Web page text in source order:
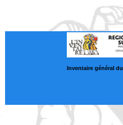
Inventaire général du